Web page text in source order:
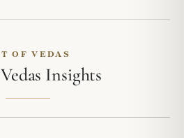
OF VEDAS
Insights